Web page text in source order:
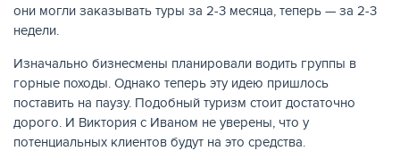
они могли заказывать туры за 2-3 месяца, теперь — за 2-3
недели.
Изначально бизнесмены планировали водить группы в
горные походы. Однако теперь эту идею пришлось
поставить на паузу. Подобный туризм стоит достаточно
дорого. И Виктория с Иваном не уверены, что у
потенциальных клиентов будут на это средства.